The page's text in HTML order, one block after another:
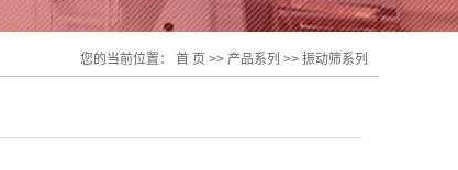
您的当前位置： 首 页 >> 产品系列 >> 振动筛系列